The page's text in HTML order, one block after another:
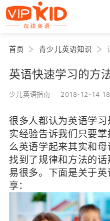
首页 青少儿英语知识
英语快速学习的方
少儿英语指南 2018-12-14
很多人都认为英语学
实经验告诉我们只要
么英语学起来其实和
找到了规律和方法的
易很多。下面是关于
享：